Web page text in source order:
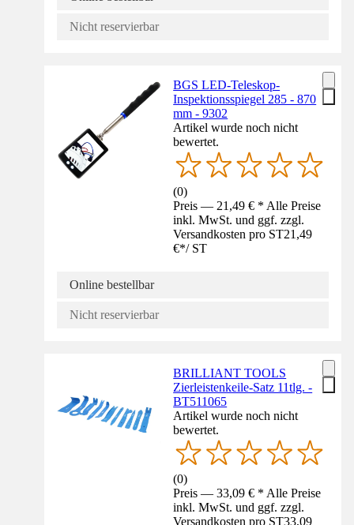
Nicht reservierbar
BGS LED-Teleskop-
Inspektionsspiegel 285 - 870
mm - 9302
Artikel wurde noch nicht
bewertet.
(0)
Preis — 21,49 € * Alle Preise
inkl. MwSt. und ggf. zzgl.
Versandkosten pro ST21,49
€*/ ST
Online bestellbar
Nicht reservierbar
BRILLIANT TOOLS
Zierleistenkeile-Satz 11tlg. -
BT511065
Artikel wurde noch nicht
bewertet.
(0)
Preis — 33,09 € * Alle Preise
inkl. MwSt. und ggf. zzgl.
Versandkosten pro ST33,09